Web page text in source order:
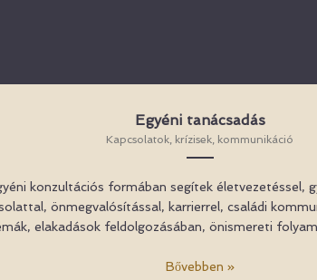
Egyéni tanácsadás
Kapcsolatok, krízisek, kommunikáció
konzultációs formában segítek életvezetéssel,
önmegvalósítással, karrierrel, családi
elakadások feldolgozásában, önismereti
Bővebben »